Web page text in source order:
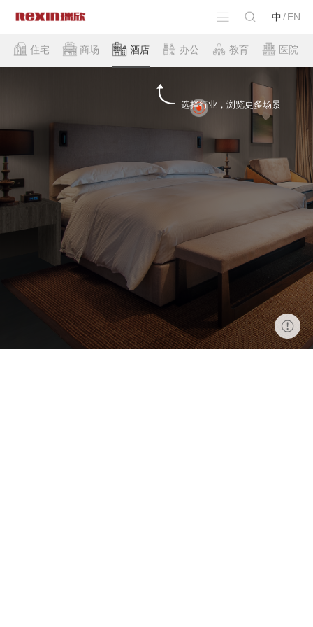
中 /EN
住宅 商场 酒店 办公 教育 医院
选择行业，浏览更多场景